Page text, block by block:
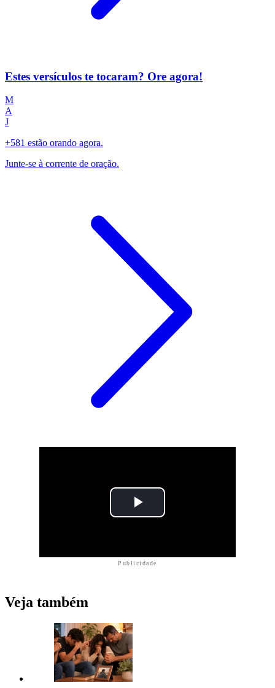
Estes versículos te tocaram? Ore agora!
M
A
J
+581 estão orando agora.
Junte-se à corrente de oração.
Publicidade
Veja também